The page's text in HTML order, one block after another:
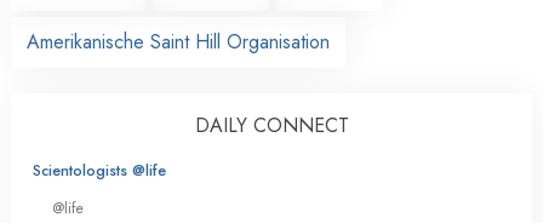
Amerikanische Saint Hill Organisation
DAILY CONNECT
Scientologists @life
@life